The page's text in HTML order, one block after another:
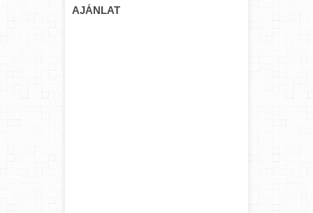
AJÁNLAT